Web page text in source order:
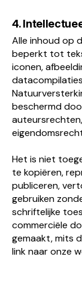
4.
Alle inhoud op
beperkt tot
iconen,
beschermd
Het is niet
te kopiëren,
publiceren,
gebruiken
schriftelijke
commerciële
gemaakt, mits
link naar onze